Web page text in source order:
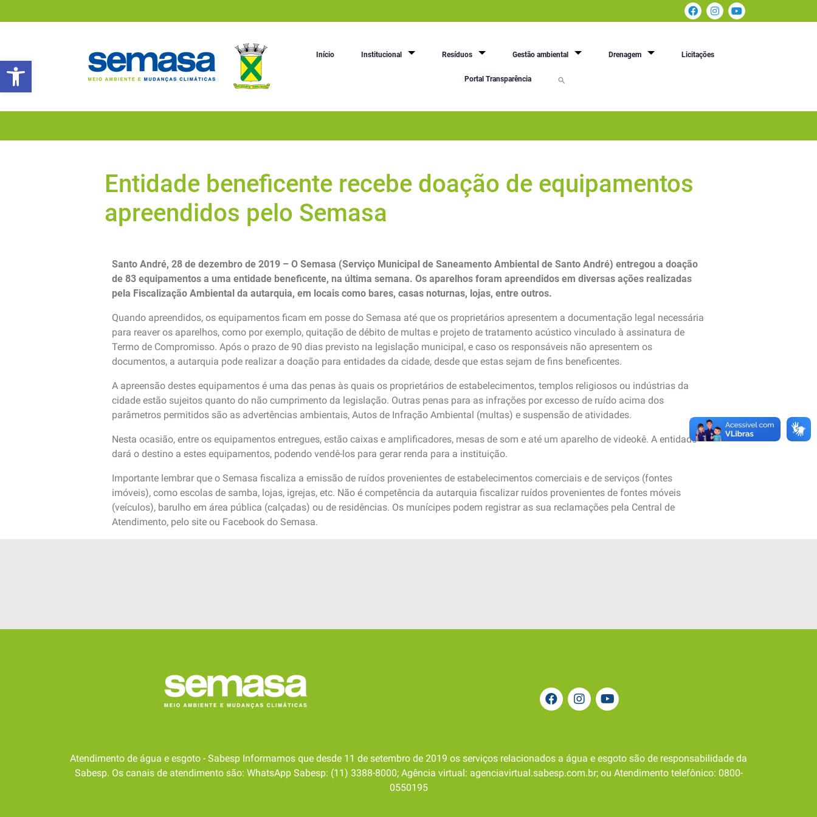
Abrir a barra de ferramentas
Início Institucional Resíduos Gestão ambiental Drenagem Licitações
Portal Transparência
Entidade beneficente recebe doação de equipamentos
apreendidos pelo Semasa
Santo André, 28 de dezembro de 2019 – O Semasa (Serviço Municipal de Saneamento Ambiental de Santo André) entregou a doação
de 83 equipamentos a uma entidade beneficente, na última semana. Os aparelhos foram apreendidos em diversas ações realizadas
pela Fiscalização Ambiental da autarquia, em locais como bares, casas noturnas, lojas, entre outros.
Quando apreendidos, os equipamentos ficam em posse do Semasa até que os proprietários apresentem a documentação legal necessária
para reaver os aparelhos, como por exemplo, quitação de débito de multas e projeto de tratamento acústico vinculado à assinatura de
Termo de Compromisso. Após o prazo de 90 dias previsto na legislação municipal, e caso os responsáveis não apresentem os
documentos, a autarquia pode realizar a doação para entidades da cidade, desde que estas sejam de fins beneficentes.
A apreensão destes equipamentos é uma das penas às quais os proprietários de estabelecimentos, templos religiosos ou indústrias da
cidade estão sujeitos quanto do não cumprimento da legislação. Outras penas para as infrações por excesso de ruído acima dos
parâmetros permitidos são as advertências ambientais, Autos de Infração Ambiental (multas) e suspensão de atividades.
Nesta ocasião, entre os equipamentos entregues, estão caixas e amplificadores, mesas de som e até um aparelho de videokê. A entidade
dará o destino a estes equipamentos, podendo vendê-los para gerar renda para a instituição.
Importante lembrar que o Semasa fiscaliza a emissão de ruídos provenientes de estabelecimentos comerciais e de serviços (fontes
imóveis), como escolas de samba, lojas, igrejas, etc. Não é competência da autarquia fiscalizar ruídos provenientes de fontes móveis
(veículos), barulho em área pública (calçadas) ou de residências. Os munícipes podem registrar as sua reclamações pela Central de
Atendimento, pelo site ou Facebook do Semasa.
Atendimento de água e esgoto - Sabesp Informamos que desde 11 de setembro de 2019 os serviços relacionados a água e esgoto são de responsabilidade da
Sabesp. Os canais de atendimento são: WhatsApp Sabesp: (11) 3388-8000; Agência virtual: agenciavirtual.sabesp.com.br; ou Atendimento telefônico: 0800-
0550195